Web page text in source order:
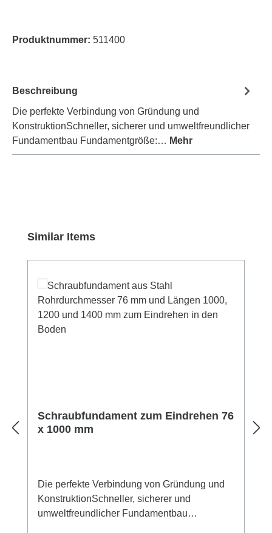
Produktnummer: 511400
Beschreibung
Die perfekte Verbindung von Gründung und
KonstruktionSchneller, sicherer und umweltfreundlicher
Fundamentbau Fundamentgröße:… Mehr
Produktgalerie überspringen
Similar Items
Schraubfundament zum Eindrehen 76
x 1000 mm
Die perfekte Verbindung von Gründung und
KonstruktionSchneller, sicherer und
umweltfreundlicher Fundamentbau